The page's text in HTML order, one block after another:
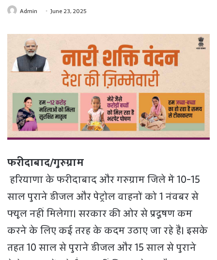
Admin June 23, 2025
फरीदाबाद/गुरुग्राम
हरियाणा के फरीदाबाद और गरुग्राम जिले में 10-15
साल पुराने डीजल और पेट्रोल वाहनों को 1 नंवबर से
फ्यूल नहीं मिलेगा। सरकार की ओर से प्रदूषण कम
करने के लिए कई तरह के कदम उठाए जा रहे हैं। इसके
तहत 10 साल से पुराने डीजल और 15 साल से पुराने